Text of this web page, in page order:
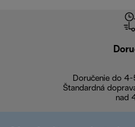
Doručenie do
Štandardná
nad